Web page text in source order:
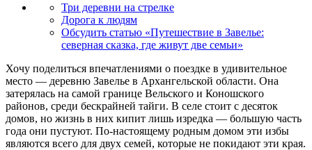
Три деревни на стрелке
Дорога к людям
Обсудить статью «Путешествие в Завелье:
северная сказка, где живут две семьи»
Хочу поделиться впечатлениями о поездке в удивительное
место — деревню Завелье в Архангельской области. Она
затерялась на самой границе Вельского и Коношского
районов, среди бескрайней тайги. В селе стоит с десяток
домов, но жизнь в них кипит лишь изредка — большую часть
года они пустуют. По-настоящему родным домом эти избы
являются всего для двух семей, которые не покидают эти края.